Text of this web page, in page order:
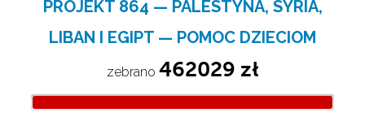
PROJEKT 864 — PALESTYNA, SYRIA,
LIBAN I EGIPT — POMOC DZIECIOM
zebrano 462029 zł